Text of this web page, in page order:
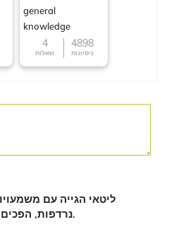
general
knowledge
4
שאלות
4898
ניסיונות
נרדפות, הפכים, תרגומים, משפטים ועוד.